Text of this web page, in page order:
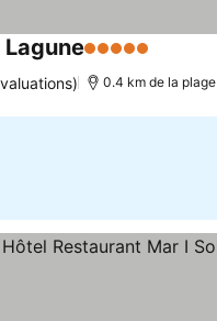
Lagune5 Étoiles
0.4 km de la plage